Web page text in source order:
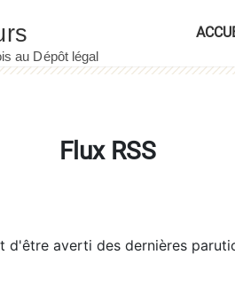
Flux RSS
d'être averti des dernières